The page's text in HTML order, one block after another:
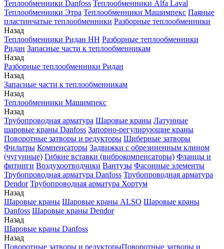
Теплообменники Danfoss Теплообменники Alfa Laval
Теплообменники Этра Теплообменники Машимпекс Паяные
пластинчатые теплообменники Разборные теплообменники
Назад
Теплообменники Ридан НН Разборные теплообменники
Ридан Запасные части к теплообменникам
Назад
Разборные теплообменники Ридан
Назад
Запасные части к теплообменникам
Назад
Теплообменники Машимпекс
Назад
Трубопроводная арматура Шаровые краны Латунные
шаровые краны Danfoss Запорно-регулирующие краны
Поворотные затворы и редукторы Шиберные затворы
Фильтры Компенсаторы Задвижки с обрезиненным клином
(чугунные) Гибкие вставки (виброкомпенсаторы) Фланцы и
фитинги Воздухоотводчики Вантузы Фасонные элементы
Трубопроводная арматура Danfoss Трубопроводная арматура
Dendor Трубопроводная арматура Хортум
Назад
Шаровые краны Шаровые краны ALSO Шаровые краны
Danfoss Шаровые краны Dendor
Назад
Шаровые краны Danfoss
Назад
Поворотные затворы и редукторыПоворотные затворы и